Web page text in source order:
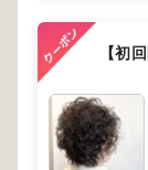
【初